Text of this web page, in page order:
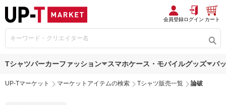
会員登録ログイン カート
Tシャツパーカーファッション スマホケース・モバイルグッズ バ
UP-Tマーケット マーケットアイテムの検索 Tシャツ販売一覧 論破